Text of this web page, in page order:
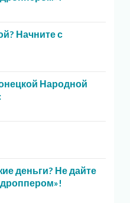
Начните с
Народной
деньги? Не дайте